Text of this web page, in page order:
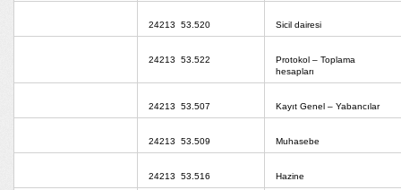
24213 53.520 Sicil dairesi
24213 53.522
Protokol – Toplama
hesapları
24213 53.507 Kayıt Genel – Yabancılar
24213 53.509 Muhasebe
24213 53.516 Hazine